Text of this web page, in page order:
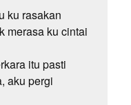
ku rasakan
merasa ku cintai
itu pasti
aku pergi